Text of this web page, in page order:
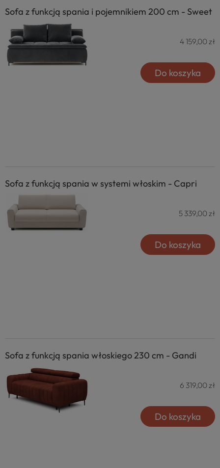
Sofa z funkcją spania i pojemnikiem 200 cm - Sweet
4 159,00 zł
Do koszyka
Sofa z funkcją spania w systemi włoskim - Capri
5 339,00 zł
Do koszyka
Sofa z funkcją spania włoskiego 230 cm - Gandi
6 319,00 zł
Do koszyka